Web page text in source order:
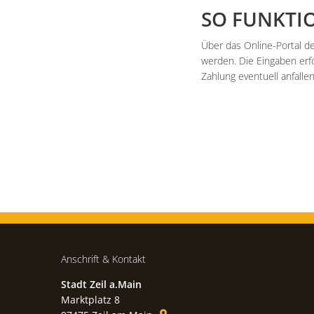
SO
Über das Online-Portal
werden. Die Eingaben
Zahlung eventuell
Anschrift & Kontakt
Stadt Zeil a.Main
Marktplatz 8